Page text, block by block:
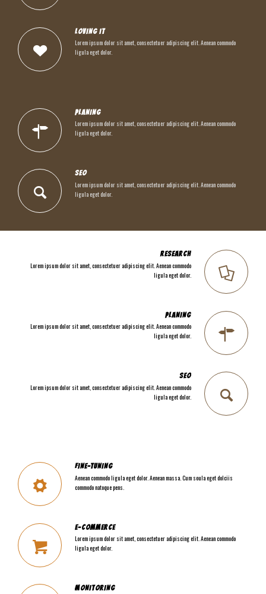
LOVING IT
Lorem ipsum dolor sit amet, consectetuer adipiscing elit. Aenean commodo
ligula eget dolor.
PLANING
Lorem ipsum dolor sit amet, consectetuer adipiscing elit. Aenean commodo
ligula eget dolor.
SEO
Lorem ipsum dolor sit amet, consectetuer adipiscing elit. Aenean commodo
ligula eget dolor.
RESEARCH
Lorem ipsum dolor sit amet, consectetuer adipiscing elit. Aenean commodo
ligula eget dolor.
PLANING
Lorem ipsum dolor sit amet, consectetuer adipiscing elit. Aenean commodo
ligula eget dolor.
SEO
Lorem ipsum dolor sit amet, consectetuer adipiscing elit. Aenean commodo
ligula eget dolor.
FINE-TUNING
Aenean commodo ligula eget dolor. Aenean massa. Cum soula eget dolciis
commodo natoque pens.
E-COMMERCE
Lorem ipsum dolor sit amet, consectetuer adipiscing elit. Aenean commodo
ligula eget dolor.
MONITORING